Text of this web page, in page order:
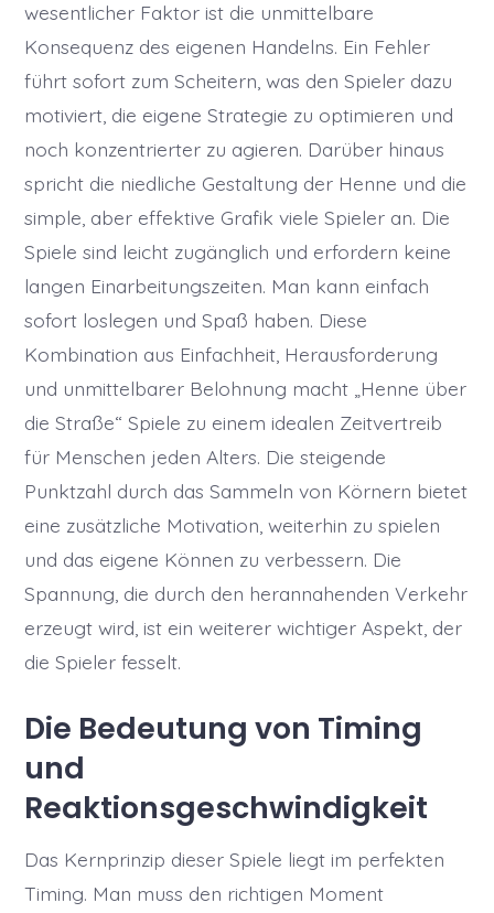
wesentlicher Faktor ist die unmittelbare
Konsequenz des eigenen Handelns. Ein Fehler
führt sofort zum Scheitern, was den Spieler dazu
motiviert, die eigene Strategie zu optimieren und
noch konzentrierter zu agieren. Darüber hinaus
spricht die niedliche Gestaltung der Henne und die
simple, aber effektive Grafik viele Spieler an. Die
Spiele sind leicht zugänglich und erfordern keine
langen Einarbeitungszeiten. Man kann einfach
sofort loslegen und Spaß haben. Diese
Kombination aus Einfachheit, Herausforderung
und unmittelbarer Belohnung macht „Henne über
die Straße“ Spiele zu einem idealen Zeitvertreib
für Menschen jeden Alters. Die steigende
Punktzahl durch das Sammeln von Körnern bietet
eine zusätzliche Motivation, weiterhin zu spielen
und das eigene Können zu verbessern. Die
Spannung, die durch den herannahenden Verkehr
erzeugt wird, ist ein weiterer wichtiger Aspekt, der
die Spieler fesselt.
Die Bedeutung von Timing
und
Reaktionsgeschwindigkeit
Das Kernprinzip dieser Spiele liegt im perfekten
Timing. Man muss den richtigen Moment